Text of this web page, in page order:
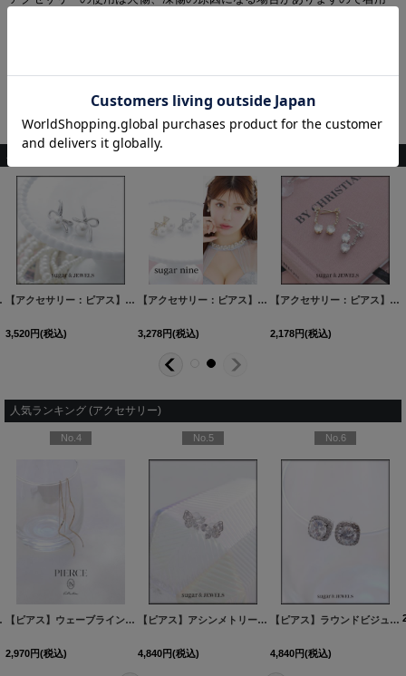
の旨ご了承下さい。
】[OF02] [ PI094-250213-1]
【アクセサリー：ピアス】リボンパールピアス【Fサイズ/1カラー】[OF08] [ PI095-
3,520円(税込)
【アクセサリー：ピアス】リボンビジューパールピアス【2カラー】[OF02]
3,278円(税込)
【アクセサリー：ピアス】ビジューストーンピアス【Fサイズ/2カラー】[OF08]
2,178円(税込)
人気ランキング (アクセサリー)
1]
[NE355-260528-1]
】[OF02] [NE337-260530-1]
No.4
【ピアス】ウェーブラインロングピアス【Fサイズ/1カラー】 [MG-PI402-GD-F ]
2,970円(税込)
No.5
【ピアス】アシンメトリーバタフライビジューピアス【Fサイズ/1カラー】[OF02]
4,840円(税込)
No.6
【ピアス】ラウンドビジュースクエアピアス【Fサイズ/1カラー】[OF02]
4,840円(税込)